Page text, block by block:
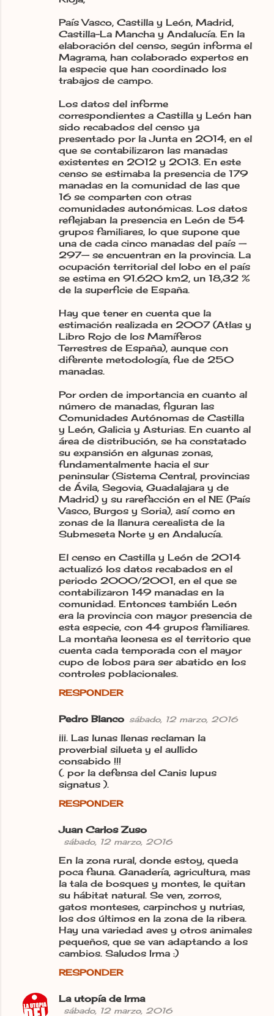
País Vasco, Castilla y León, Madrid,
Castilla-La Mancha y Andalucía. En la
elaboración del censo, según informa el
Magrama, han colaborado expertos en
la especie que han coordinado los
trabajos de campo.
Los datos del informe
correspondientes a Castilla y León han
sido recabados del censo ya
presentado por la Junta en 2014, en el
que se contabilizaron las manadas
existentes en 2012 y 2013. En este
censo se estimaba la presencia de 179
manadas en la comunidad de las que
16 se comparten con otras
comunidades autonómicas. Los datos
reflejaban la presencia en León de 54
grupos familiares, lo que supone que
una de cada cinco manadas del país —
297— se encuentran en la provincia. La
ocupación territorial del lobo en el país
se estima en 91.620 km2, un 18,32 %
de la superficie de España.
Hay que tener en cuenta que la
estimación realizada en 2007 (Atlas y
Libro Rojo de los Mamíferos
Terrestres de España), aunque con
diferente metodología, fue de 250
manadas.
Por orden de importancia en cuanto al
número de manadas, figuran las
Comunidades Autónomas de Castilla
y León, Galicia y Asturias. En cuanto al
área de distribución, se ha constatado
su expansión en algunas zonas,
fundamentalmente hacia el sur
peninsular (Sistema Central, provincias
de Ávila, Segovia, Guadalajara y de
Madrid) y su rarefacción en el NE (País
Vasco, Burgos y Soria), así como en
zonas de la llanura cerealista de la
Submeseta Norte y en Andalucía.
El censo en Castilla y León de 2014
actualizó los datos recabados en el
periodo 2000/2001, en el que se
contabilizaron 149 manadas en la
comunidad. Entonces también León
era la provincia con mayor presencia de
esta especie, con 44 grupos familiares.
La montaña leonesa es el territorio que
cuenta cada temporada con el mayor
cupo de lobos para ser abatido en los
controles poblacionales.
RESPONDER
Pedro Blanco sábado, 12 marzo, 2016
¡¡¡. Las lunas llenas reclaman la
proverbial silueta y el aullido
consabido !!!
(. por la defensa del Canis lupus
signatus ).
RESPONDER
Juan Carlos Zuso
sábado, 12 marzo, 2016
En la zona rural, donde estoy, queda
poca fauna. Ganadería, agricultura, mas
la tala de bosques y montes, le quitan
su hábitat natural. Se ven, zorros,
gatos monteses, carpinchos y nutrias,
los dos últimos en la zona de la ribera.
Hay una variedad aves y otros animales
pequeños, que se van adaptando a los
cambios. Saludos Irma :)
RESPONDER
La utopía de Irma
sábado, 12 marzo, 2016